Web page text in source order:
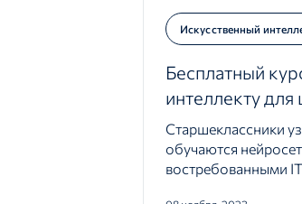
Искусственный
Бесплатный
интеллекту
Старшеклассники
обучаются
востребованными